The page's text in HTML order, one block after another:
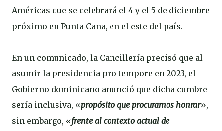
Américas que se celebrará el 4 y el 5 de diciembre
próximo en Punta Cana, en el este del país.
En un comunicado, la Cancillería precisó que al
asumir la presidencia pro tempore en 2023, el
Gobierno dominicano anunció que dicha cumbre
sería inclusiva, «propósito que procuramos honrar»,
sin embargo, «frente al contexto actual de